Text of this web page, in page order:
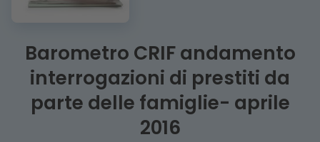
Barometro CRIF andamento
interrogazioni di prestiti da
parte delle famiglie- aprile
2016